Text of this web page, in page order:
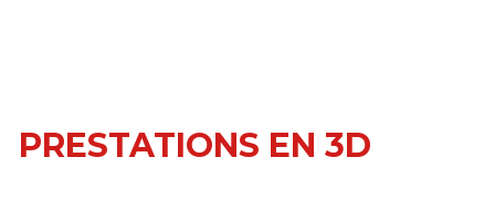
PRESTATIONS EN 3D